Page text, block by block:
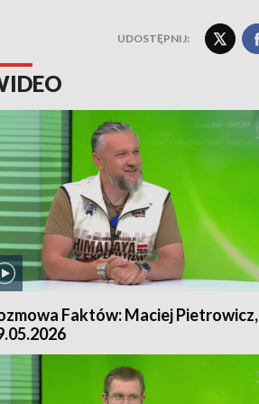
UDOSTĘPNIJ:
Faktów: Maciej Pietrowicz,